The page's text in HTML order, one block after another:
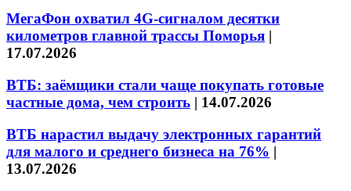
МегаФон охватил 4G-сигналом десятки
километров главной трассы Поморья |
17.07.2026
ВТБ: заёмщики стали чаще покупать готовые
частные дома, чем строить | 14.07.2026
ВТБ нарастил выдачу электронных гарантий
для малого и среднего бизнеса на 76% |
13.07.2026